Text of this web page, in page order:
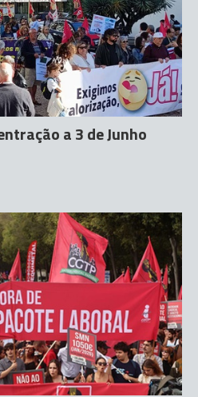
a 3 de Junho